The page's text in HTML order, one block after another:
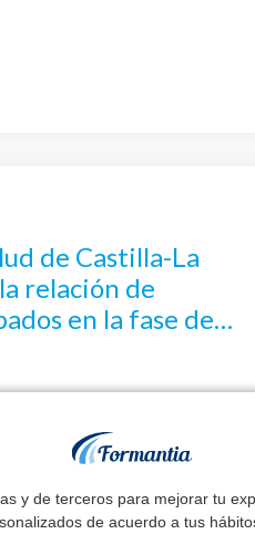
y de terceros para mejorar tu
de acuerdo a tus
de Castilla-La
relación de
en la fase de